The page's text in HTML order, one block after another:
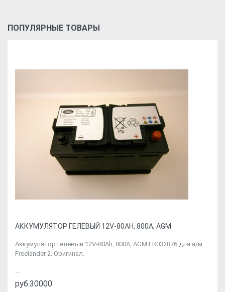
ПОПУЛЯРНЫЕ ТОВАРЫ
АККУМУЛЯТОР ГЕЛЕВЫЙ 12V-80AH, 800A, AGM
Аккумулятор гелевый 12V-80Ah, 800A, AGM LR032876 для а/м
Freelander 2. Оригинал.
...
руб.30000